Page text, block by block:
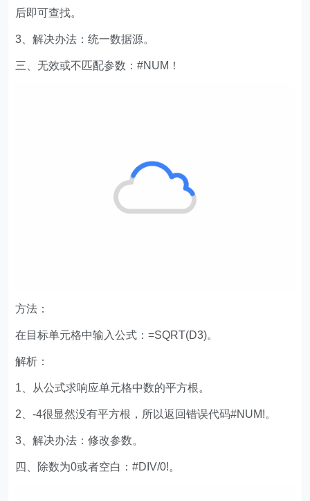
后即可查找。
3、解决办法：统一数据源。
三、无效或不匹配参数：#NUM！
方法：
在目标单元格中输入公式：=SQRT(D3)。
解析：
1、从公式求响应单元格中数的平方根。
2、-4很显然没有平方根，所以返回错误代码#NUM!。
3、解决办法：修改参数。
四、除数为0或者空白：#DIV/0!。